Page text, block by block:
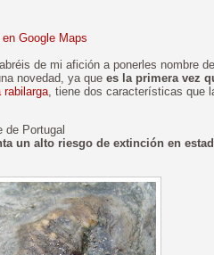
Google Maps
de mi afición a ponerles nombre
novedad, ya que es la primera vez
rabilarga, tiene dos características que
de Portugal
un alto riesgo de extinción en